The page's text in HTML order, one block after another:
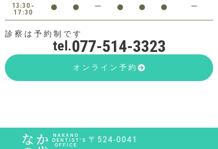
13:30-
17:30
診察は予約制です
tel.077-514-3323
オンライン予約
なか NAKANO
DENTIST’S
OFFICE
〒524-0041